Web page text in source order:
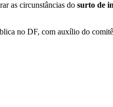
as circunstâncias do surto de
no DF, com auxílio do